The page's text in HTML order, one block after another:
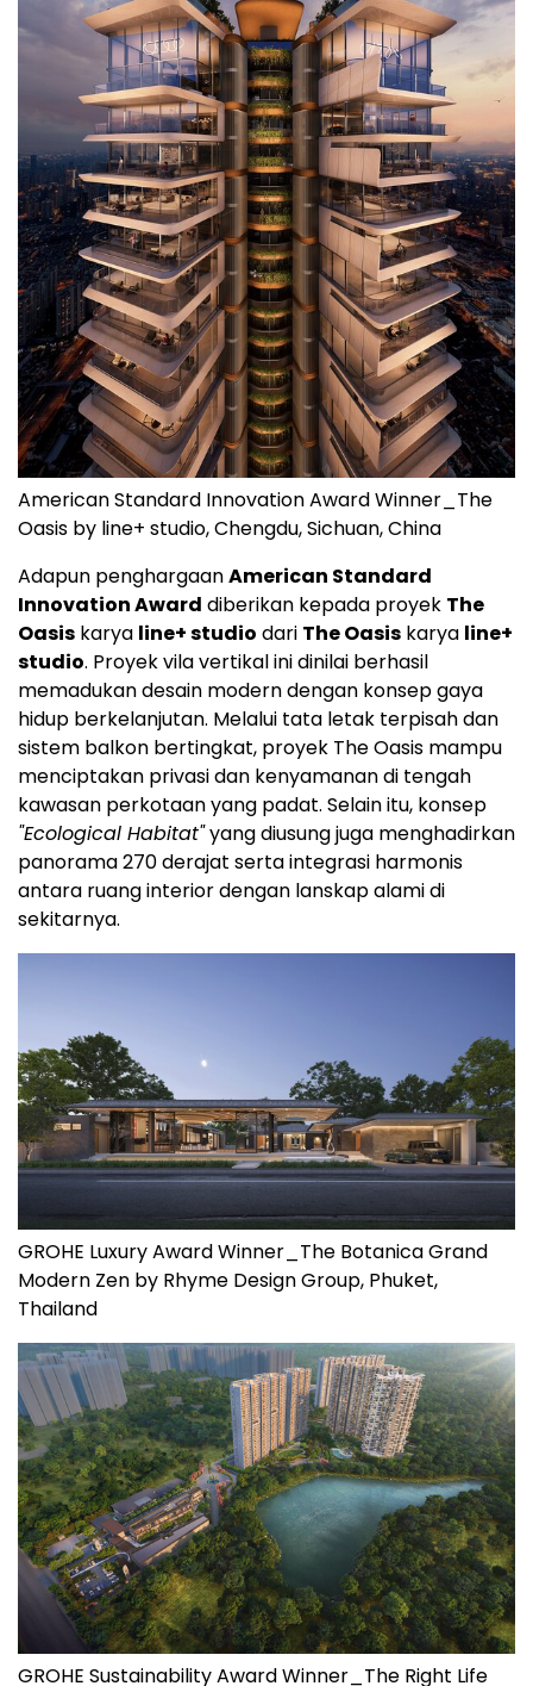
American Standard Innovation Award Winner_The
Oasis by line+ studio, Chengdu, Sichuan, China
Adapun penghargaanAmerican Standard
Innovation Award diberikan kepada proyek The
Oasis karya line+ studio dari The Oasis karya line+
studio. Proyek vila vertikal ini dinilai berhasil
memadukan desain modern dengan konsep gaya
hidup berkelanjutan. Melalui tata letak terpisah dan
sistem balkon bertingkat, proyek The Oasis mampu
menciptakan privasi dan kenyamanan di tengah
kawasan perkotaan yang padat. Selain itu, konsep
"Ecological Habitat"yang diusung juga menghadirkan
panorama 270 derajat serta integrasi harmonis
antara ruang interior dengan lanskap alami di
sekitarnya.
GROHE Luxury Award Winner_The Botanica Grand
Modern Zen by Rhyme Design Group, Phuket,
Thailand
GROHE Sustainability Award Winner_The Right Life